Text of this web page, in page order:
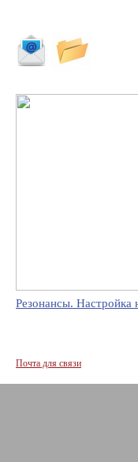
Резонансы. Настройка
Почта для связи